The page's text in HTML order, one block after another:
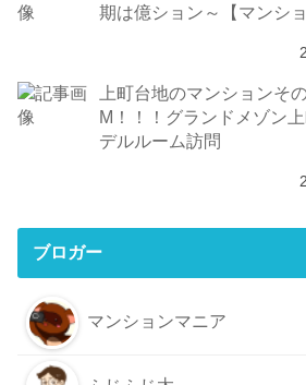
期は億ション～【マンシ
上町台地のマンションそ
M！！！グランドメゾン
デルルーム訪問
ブロガー
マンションマニア